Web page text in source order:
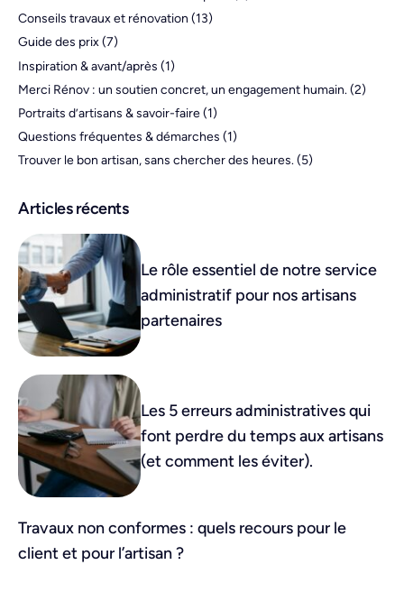
Conseils travaux et rénovation (13)
Guide des prix(7)
Inspiration & avant/après (1)
Merci Rénov : un soutien concret, un engagement humain.(2)
Portraits d’artisans & savoir-faire(1)
Questions fréquentes & démarches (1)
Trouver le bon artisan, sans chercher des heures.(5)
Articles récents
Le rôle essentiel de notre service
administratif pour nos artisans
partenaires
Les 5 erreurs administratives qui
font perdre du temps aux artisans
(et comment les éviter).
Travaux non conformes : quels recours pour le
client et pour l’artisan ?